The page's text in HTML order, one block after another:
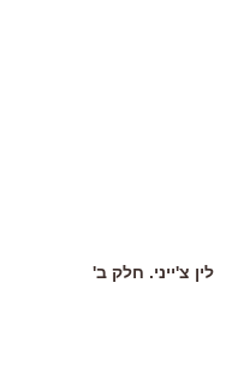
לין צ'ייני. חלק ב'